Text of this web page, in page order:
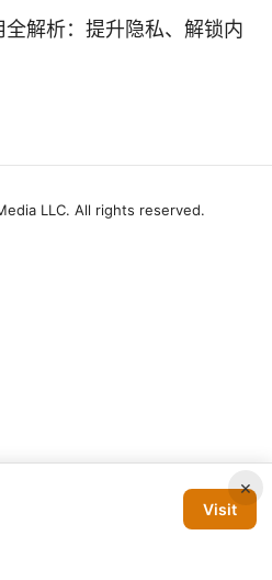
解析：提升隐私、解锁内
×
Visit
LLC. All rights reserved.